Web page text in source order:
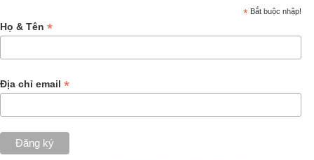
* Bắt buộc nhập!
Họ & Tên *
Địa chỉ email *